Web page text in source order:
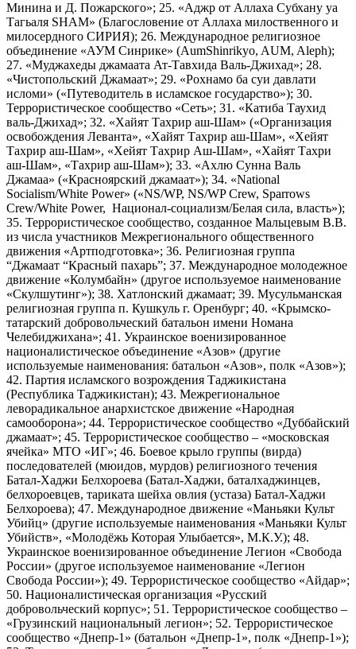
Минина и Д. Пожарского»; 25. «Аджр от Аллаха Субхану уа
Тагьаля SHAM» (Благословение от Аллаха милоственного и
милосердного СИРИЯ); 26. Международное религиозное
объединение «АУМ Синрике» (AumShinrikyo, AUM, Aleph);
27. «Муджахеды джамаата Ат-Тавхида Валь-Джихад»; 28.
«Чистопольский Джамаат»; 29. «Рохнамо ба суи давлати
исломи» («Путеводитель в исламское государство»); 30.
Террористическое сообщество «Сеть»; 31. «Катиба Таухид
валь-Джихад»; 32. «Хайят Тахрир аш-Шам» («Организация
освобождения Леванта», «Хайят Тахрир аш-Шам», «Хейят
Тахрир аш-Шам», «Хейят Тахрир Аш-Шам», «Хайят Тахри
аш-Шам», «Тахрир аш-Шам»); 33. «Ахлю Сунна Валь
Джамаа» («Красноярский джамаат»); 34. «National
Socialism/White Power» («NS/WP, NS/WP Crew, Sparrows
Crew/White Power, Национал-социализм/Белая сила, власть»);
35. Террористическое сообщество, созданное Мальцевым В.В.
из числа участников Межрегионального общественного
движения «Артподготовка»; 36. Религиозная группа
“Джамаат “Красный пахарь”; 37. Международное молодежное
движение «Колумбайн» (другое используемое наименование
«Скулшутинг»); 38. Хатлонский джамаат; 39. Мусульманская
религиозная группа п. Кушкуль г. Оренбург; 40. «Крымско-
татарский добровольческий батальон имени Номана
Челебиджихана»; 41. Украинское военизированное
националистическое объединение «Азов» (другие
используемые наименования: батальон «Азов», полк «Азов»);
42. Партия исламского возрождения Таджикистана
(Республика Таджикистан); 43. Межрегиональное
леворадикальное анархистское движение «Народная
самооборона»; 44. Террористическое сообщество «Дуббайский
джамаат»; 45. Террористическое сообщество – «московская
ячейка» МТО «ИГ»; 46. Боевое крыло группы (вирда)
последователей (мюидов, мурдов) религиозного течения
Батал-Хаджи Белхороева (Батал-Хаджи, баталхаджинцев,
белхороевцев, тариката шейха овлия (устаза) Батал-Хаджи
Белхороева); 47. Международное движение «Маньяки Культ
Убийц» (другие используемые наименования «Маньяки Культ
Убийств», «Молодёжь Которая Улыбается», М.К.У.); 48.
Украинское военизированное объединение Легион «Свобода
России» (другое используемое наименование «Легион
Свобода России»); 49. Террористическое сообщество «Айдар»;
50. Националистическая организация «Русский
добровольческий корпус»; 51. Террористическое сообщество –
«Грузинский национальный легион»; 52. Террористическое
сообщество «Днепр-1» (батальон «Днепр-1», полк «Днепр-1»);